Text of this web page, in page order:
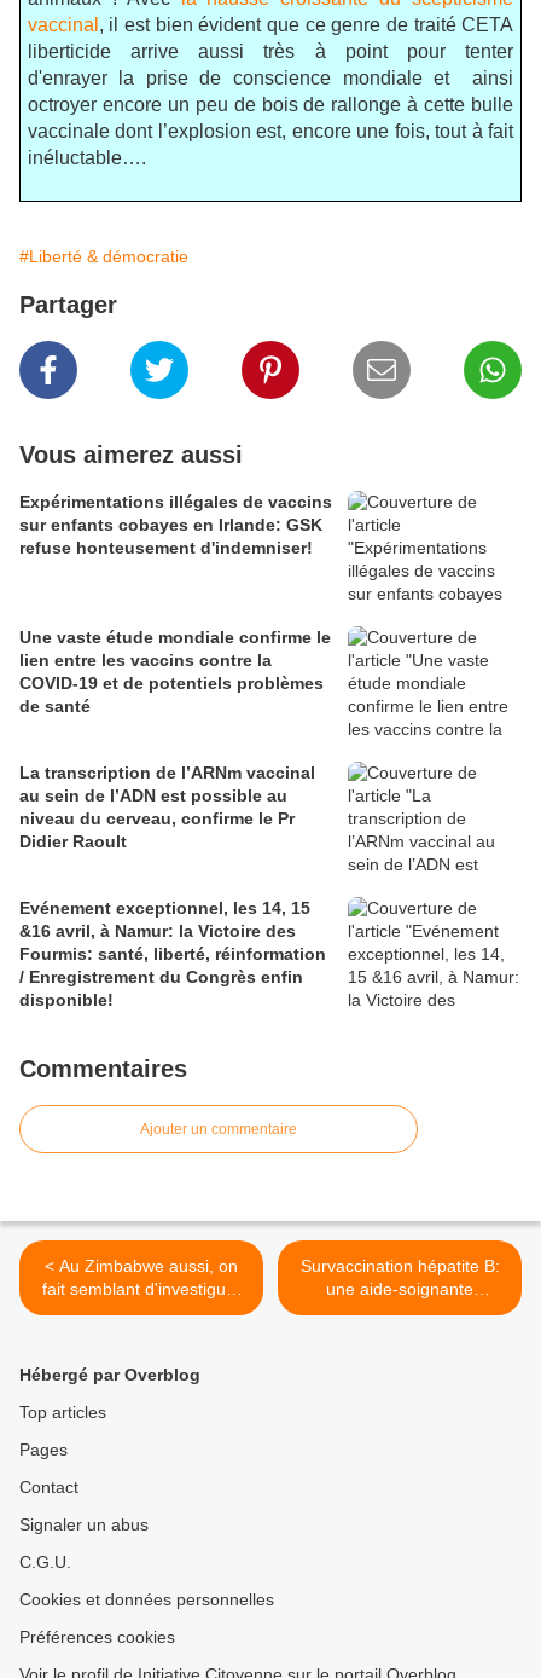
vaccinal , il est bien évident que ce genre de traité CETA
liberticide arrive aussi très à point pour tenter
d'enrayer la prise de conscience mondiale et ainsi
octroyer encore un peu de bois de rallonge à cette bulle
vaccinale dont l’explosion est, encore une fois, tout à fait
inéluctable….
#Liberté & démocratie
Partager
Vous aimerez aussi
Expérimentations illégales de vaccins
sur enfants cobayes en Irlande: GSK
refuse honteusement d'indemniser!
Une vaste étude mondiale confirme le
lien entre les vaccins contre la
COVID-19 et de potentiels problèmes
de santé
La transcription de l’ARNm vaccinal
au sein de l’ADN est possible au
niveau du cerveau, confirme le Pr
Didier Raoult
Evénement exceptionnel, les 14, 15
&16 avril, à Namur: la Victoire des
Fourmis: santé, liberté, réinformation
/ Enregistrement du Congrès enfin
disponible!
Commentaires
Ajouter un commentaire
< Au Zimbabwe aussi, on
fait semblant d'investiguer
les effets secondaires de
Survaccination hépatite B:
une aide-soignante
sacrifiée... et combien
Hébergé par Overblog
Top articles
Pages
Contact
Signaler un abus
C.G.U.
Cookies et données personnelles
Préférences cookies
Voir le profil de Initiative Citoyenne sur le portail Overblog